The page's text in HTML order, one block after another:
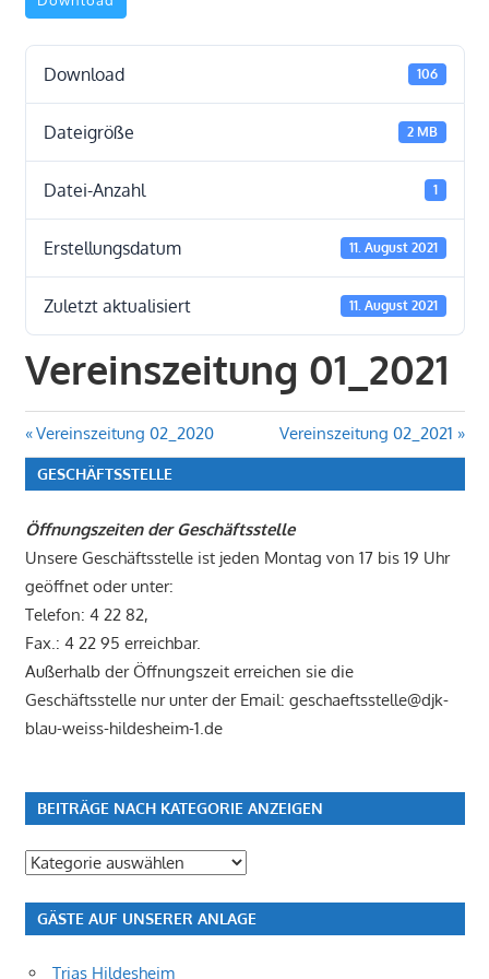
Download 106
Dateigröße 2 MB
Datei-Anzahl 1
Erstellungsdatum 11. August 2021
Zuletzt aktualisiert 11. August 2021
Vereinszeitung 01_2021
Beitragsnavigation
Vorheriger
Beitrag:
Vereinszeitung 02_2020
Nächster
Beitrag:
Vereinszeitung 02_2021
GESCHÄFTSSTELLE
Öffnungszeiten der Geschäftsstelle
Unsere Geschäftsstelle ist jeden Montag von 17 bis 19 Uhr
geöffnet oder unter:
Telefon: 4 22 82,
Fax.: 4 22 95 erreichbar.
Außerhalb der Öffnungszeit erreichen sie die
Geschäftsstelle nur unter der Email: geschaeftsstelle@djk-
blau-weiss-hildesheim-1.de
BEITRÄGE NACH KATEGORIE ANZEIGEN
Beiträge
Kategorie
GÄSTE AUF UNSERER ANLAGE
Trias Hildesheim